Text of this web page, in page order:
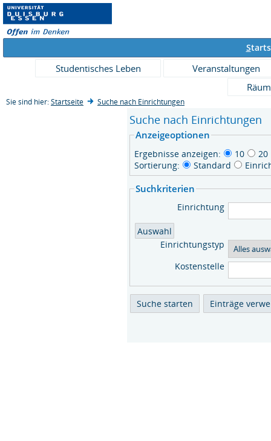
S
Studentisches Leben
Veranstaltungen
Sie sind hier: Startseite Suche nach Einrichtungen
Suche nach Einrichtungen
Anzeigeoptionen
Ergebnisse anzeigen: 10
20
Sortierung:
Standard
Suchkriterien
Einrichtung
Einrichtungstyp
Kostenstelle